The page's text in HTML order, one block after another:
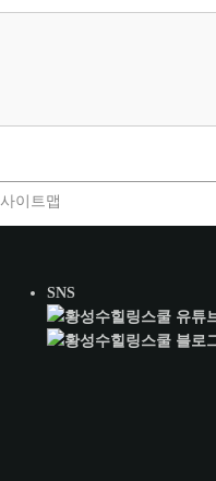
사이트맵
SNS